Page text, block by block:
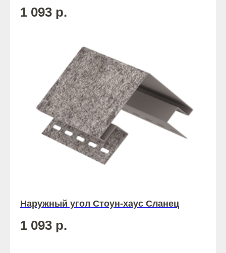
1 093 р.
Наружный угол Стоун-хаус Сланец
1 093 р.